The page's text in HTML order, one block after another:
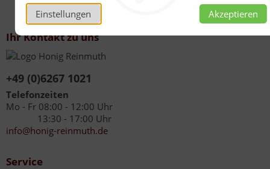
Einstellungen Akzeptieren
Ihr Kontakt zu uns
+49 (0)6267 1021
Telefonzeiten
Mo - Fr 08:00 - 12:00 Uhr
13:30 - 17:00 Uhr
info@honig-reinmuth.de
Service